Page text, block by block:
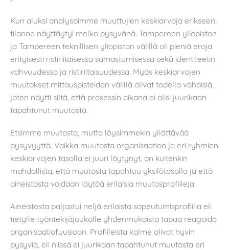
Kun aluksi analysoimme muuttujien keskiarvoja erikseen,
tilanne näyttäytyi melko pysyvänä. Tampereen yliopiston
ja Tampereen teknillisen yliopiston välillä oli pieniä eroja
erityisesti ristiriitaisessa samastumisessa sekä identiteetin
vahvuudessa ja ristiriitaisuudessa. Myös keskiarvojen
muutokset mittauspisteiden välillä olivat todella vähäisiä,
joten näytti siltä, että prosessin aikana ei olisi juurikaan
tapahtunut muutosta.
Etsimme muutosta, mutta löysimmekin yllättävää
pysyvyyttä. Vaikka muutosta organisaation ja eri ryhmien
keskiarvojen tasolla ei juuri löytynyt, on kuitenkin
mahdollista, että muutosta tapahtuu yksilötasolla ja että
aineistosta voidaan löytää erilaisia muutosprofiileja.
Aineistosta paljastui neljä erilaista sopeutumisprofiilia eli
tietylle työntekijäjoukolle yhdenmukaista tapaa reagoida
organisaatiofuusioon. Profiileista kolme olivat hyvin
pysyviä, eli niissä ei juurikaan tapahtunut muutosta eri